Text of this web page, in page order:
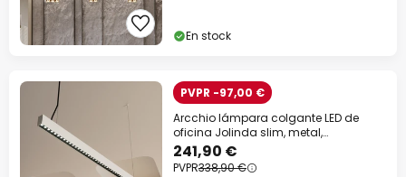
En stock
PVPR -97,00 €
Arcchio lámpara colgante LED de
oficina Jolinda slim, metal,
arriba/abajo
241,90 €
PVPR338,90 €